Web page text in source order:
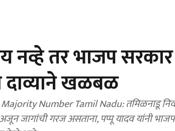
नव्हे तर भाजप
दाव्याने खळबळ
Number Tamil Nadu: तमिळनाडू
जागांची गरज असताना, पप्पू यादव यांनी